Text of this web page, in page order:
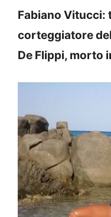
Fabiano Vitucci:
corteggiatore
De Flippi, morto